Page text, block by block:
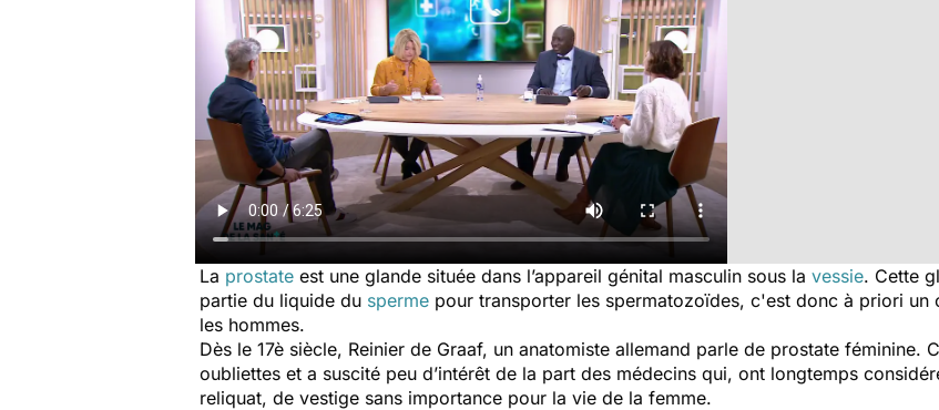
La prostate est une glande située dans l’appareil génital masculin sous la vessie. Cette
partie du liquide du sperme pour transporter les spermatozoïdes, c'est donc à priori un
les hommes.
Dès le 17è siècle, Reinier de Graaf, un anatomiste allemand parle de prostate féminine.
oubliettes et a suscité peu d’intérêt de la part des médecins qui, ont longtemps
reliquat, de vestige sans importance pour la vie de la femme.